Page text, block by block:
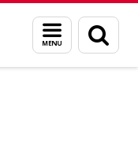
Menu
en
zoeken